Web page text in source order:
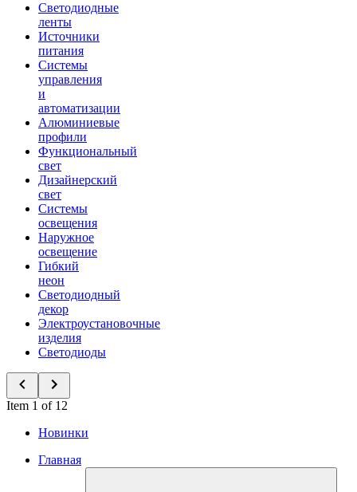
Светодиодные
ленты
Источники
питания
Системы
управления
и
автоматизации
Алюминиевые
профили
Функциональный
свет
Дизайнерский
свет
Системы
освещения
Наружное
освещение
Гибкий
неон
Светодиодный
декор
Электроустановочные
изделия
Светодиоды
Item 1 of 12
Новинки
Главная